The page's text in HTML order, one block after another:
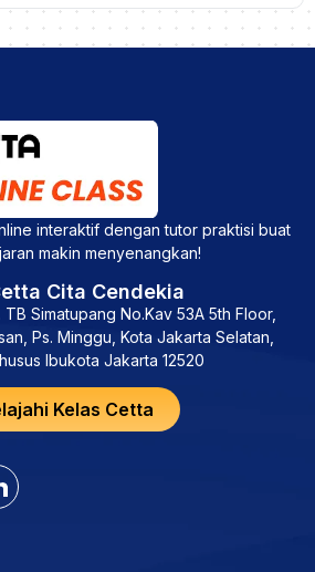
interaktif dengan tutor praktisi buat
makin menyenangkan!
Cita Cendekia
Simatupang No.Kav 53A 5th Floor,
Ps. Minggu, Kota Jakarta Selatan,
Ibukota Jakarta 12520
Kelas Cetta